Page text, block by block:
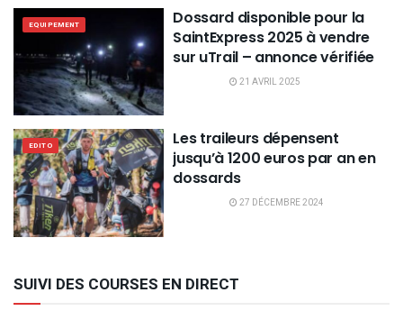
EQUIPEMENT
Dossard disponible pour la
SaintExpress 2025 à vendre
sur uTrail – annonce vérifiée
21 AVRIL 2025
EDITO
Les traileurs dépensent
jusqu’à 1200 euros par an en
dossards
27 DÉCEMBRE 2024
SUIVI DES COURSES EN DIRECT